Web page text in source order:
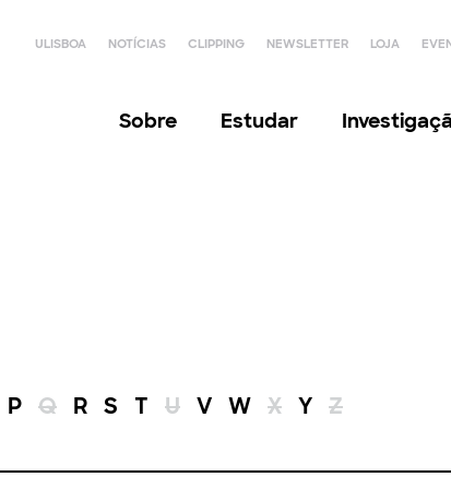
ULISBOA NOTÍCIAS CLIPPING NEWSLETTER LOJA
Sobre Estudar
P Q R S T U V W X Y Z